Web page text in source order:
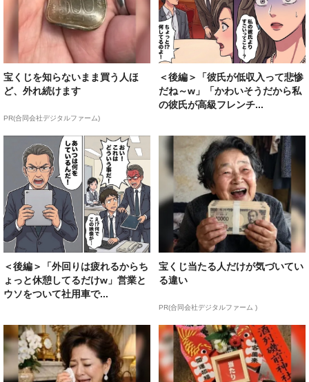
宝くじを知らないまま買う人ほ
ど、外れ続けます
PR(合同会社デジタルファーム)
＜後編＞「彼氏が低収入って悲惨
だね～w」「かわいそうだから私
の彼氏が高級フレンチ...
＜後編＞「外回りは疲れるからち
ょっと休憩してるだけw」営業と
ウソをついて社用車で...
宝くじ当たる人だけが気づいてい
る違い
PR(合同会社デジタルファーム )